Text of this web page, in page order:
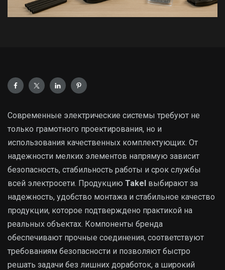
Современные электрические системы требуют не
только грамотного проектирования, но и
использования качественных комплектующих. От
надежности мелких элементов напрямую зависит
безопасность, стабильность работы и срок службы
всей электросети. Продукцию Takel выбирают за
надежность, удобство монтажа и стабильное качество
продукции, которое подтверждено практикой на
реальных объектах. Компоненты бренда
обеспечивают прочные соединения, соответствуют
требованиям безопасности и позволяют быстро
решать задачи без лишних доработок, а широкий